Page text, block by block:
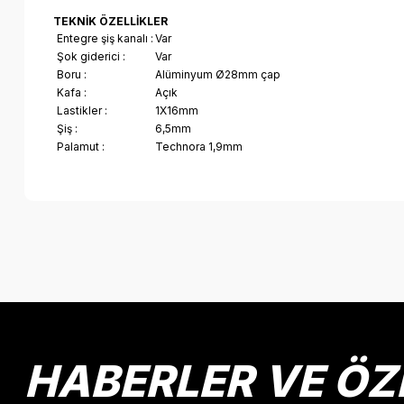
TEKNİK ÖZELLİKLER
Entegre şiş kanalı : Var
Şok giderici :
Var
Boru :
Alüminyum Ø28mm çap
Kafa :
Açık
Lastikler :
1X16mm
Şiş :
6,5mm
Palamut :
Technora 1,9mm
Ürün resmi kalitesiz, bozuk veya görüntülenemiyor.
Ürün fiyatı diğer sitelerden daha pahalı.
HABERLER VE